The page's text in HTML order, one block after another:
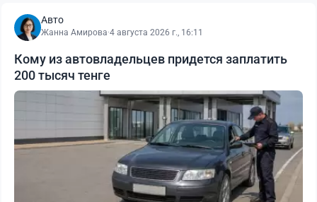
Авто
Жанна Амирова·4 августа 2026 г., 16:11
Кому из автовладельцев придется заплатить
200 тысяч тенге